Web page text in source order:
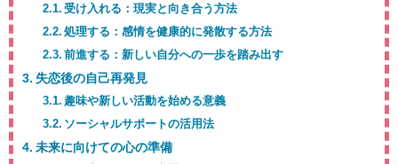
受け入れる：現実と向き合う方法
処理する：感情を健康的に発散する方法
前進する：新しい自分への一歩を踏み出す
失恋後の自己再発見
趣味や新しい活動を始める意義
ソーシャルサポートの活用法
未来に向けての心の準備